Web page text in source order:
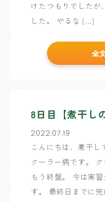
けたつもりでしたが
した。 やるな […]
全
8日目【煮干し
2022.07.19
こんにちは、煮干し
クーラー病です。
もう終盤。 今は実
す。 最終日までに